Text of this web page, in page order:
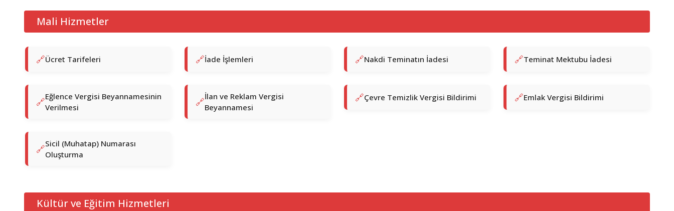
Mali Hizmetler
Ücret Tarifeleri İade İşlemleri Nakdi Teminatın İadesi Teminat Mektubu İadesi
Eğlence Vergisi Beyannamesinin
Verilmesi
İlan ve Reklam Vergisi
Beyannamesi
Çevre Temizlik Vergisi Bildirimi Emlak Vergisi Bildirimi
Sicil (Muhatap) Numarası
Oluşturma
Kültür ve Eğitim Hizmetleri